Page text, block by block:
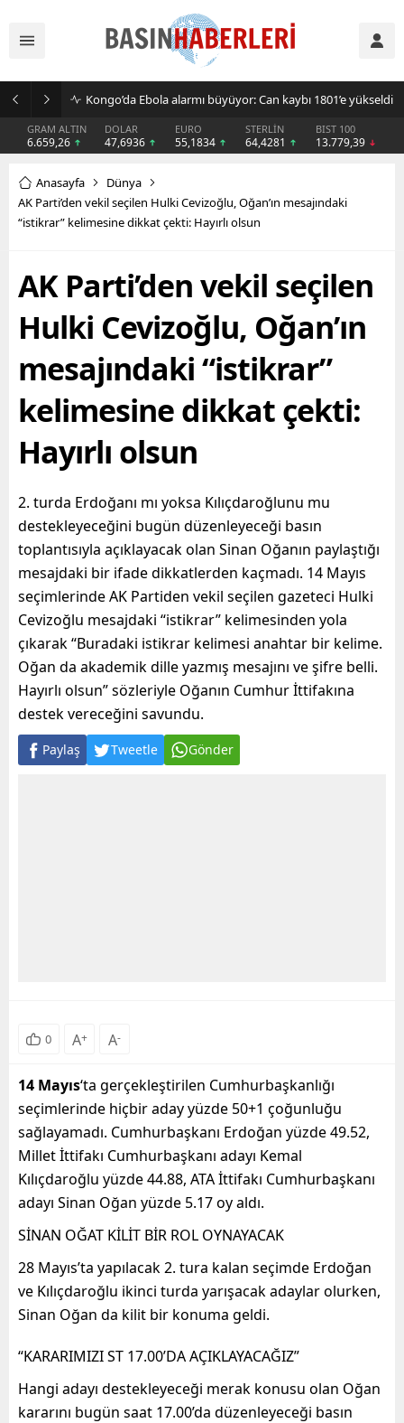
Kongo’da Ebola alarmı büyüyor: Can kaybı 1801’e yükseldi
GRAM ALTIN
6.659,26
DOLAR
47,6936
EURO
55,1834
STERLİN
64,4281
BIST 100
13.779,39
Anasayfa
Dünya
AK Parti’den vekil seçilen Hulki Cevizoğlu, Oğan’ın mesajındaki
“istikrar” kelimesine dikkat çekti: Hayırlı olsun
AK Parti’den vekil seçilen
Hulki Cevizoğlu, Oğan’ın
mesajındaki “istikrar”
kelimesine dikkat çekti:
Hayırlı olsun
2. turda Erdoğanı mı yoksa Kılıçdaroğlunu mu
destekleyeceğini bugün düzenleyeceği basın
toplantısıyla açıklayacak olan Sinan Oğanın paylaştığı
mesajdaki bir ifade dikkatlerden kaçmadı. 14 Mayıs
seçimlerinde AK Partiden vekil seçilen gazeteci Hulki
Cevizoğlu mesajdaki “istikrar” kelimesinden yola
çıkarak “Buradaki istikrar kelimesi anahtar bir kelime.
Oğan da akademik dille yazmış mesajını ve şifre belli.
Hayırlı olsun” sözleriyle Oğanın Cumhur İttifakına
destek vereceğini savundu.
Paylaş Tweetle Gönder
0 A+ A-
14 Mayıs‘ta gerçekleştirilen Cumhurbaşkanlığı
seçimlerinde hiçbir aday yüzde 50+1 çoğunluğu
sağlayamadı. Cumhurbaşkanı Erdoğan yüzde 49.52,
Millet İttifakı Cumhurbaşkanı adayı Kemal
Kılıçdaroğlu yüzde 44.88, ATA İttifakı Cumhurbaşkanı
adayı Sinan Oğan yüzde 5.17 oy aldı.
SİNAN OĞAT KİLİT BİR ROL OYNAYACAK
28 Mayıs’ta yapılacak 2. tura kalan seçimde Erdoğan
ve Kılıçdaroğlu ikinci turda yarışacak adaylar olurken,
Sinan Oğan da kilit bir konuma geldi.
“KARARIMIZI ST 17.00’DA AÇIKLAYACAĞIZ”
Hangi adayı destekleyeceği merak konusu olan Oğan
kararını bugün saat 17.00’da düzenleyeceği basın